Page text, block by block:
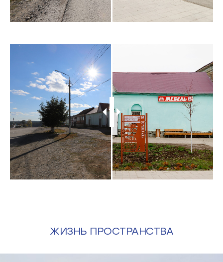
ЖИЗНЬ ПРОСТРАНСТВА